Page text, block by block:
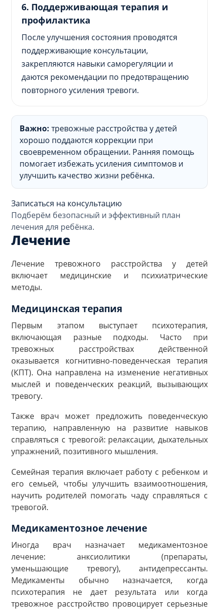
6. Поддерживающая терапия и
профилактика
После улучшения состояния проводятся
поддерживающие консультации,
закрепляются навыки саморегуляции и
даются рекомендации по предотвращению
повторного усиления тревоги.
Важно: тревожные расстройства у детей
хорошо поддаются коррекции при
своевременном обращении. Ранняя помощь
помогает избежать усиления симптомов и
улучшить качество жизни ребёнка.
Записаться на консультацию
Подберём безопасный и эффективный план
лечения для ребёнка.
Лечение
Лечение тревожного расстройства у детей
включает медицинские и психиатрические
методы.
Медицинская терапия
Первым этапом выступает психотерапия,
включающая разные подходы. Часто при
тревожных расстройствах действенной
оказывается когнитивно-поведенческая терапия
(КПТ). Она направлена на изменение негативных
мыслей и поведенческих реакций, вызывающих
тревогу.
Также врач может предложить поведенческую
терапию, направленную на развитие навыков
справляться с тревогой: релаксации, дыхательных
упражнений, позитивного мышления.
Семейная терапия включает работу с ребенком и
его семьей, чтобы улучшить взаимоотношения,
научить родителей помогать чаду справляться с
тревогой.
Медикаментозное лечение
Иногда врач назначает медикаментозное
лечение: анксиолитики (препараты,
уменьшающие тревогу), антидепрессанты.
Медикаменты обычно назначается, когда
психотерапия не дает результата или когда
тревожное расстройство провоцирует серьезные